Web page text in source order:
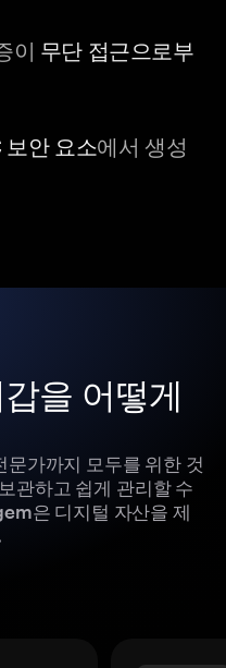
이 무단 접근으로부
보안 요소에서 생성
을 어떻게
가까지 모두를 위한 것
관하고 쉽게 관리할 수
은 디지털 자산을 제